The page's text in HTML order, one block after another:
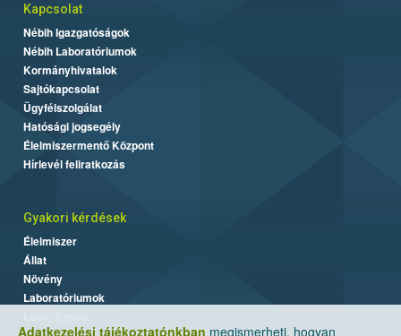
Adatkezelési tájékoztatónkban megismerheti, hogyan
Kapcsolat
Nébih Igazgatóságok
Nébih Laboratóriumok
Kormányhivatalok
Sajtókapcsolat
Ügyfélszolgálat
Hatósági jogsegély
Élelmiszermentő Központ
Hírlevél feliratkozás
Gyakori kérdések
Élelmiszer
Állat
Növény
Laboratóriumok